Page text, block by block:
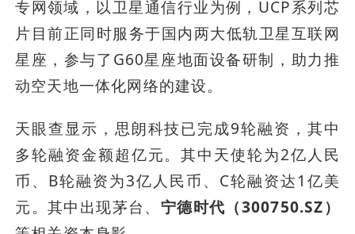
专网领域，以卫星通信行业为例，UCP系列芯
片目前正同时服务于国内两大低轨卫星互联网
星座，参与了G60星座地面设备研制，助力推
动空天地一体化网络的建设。
天眼查显示，思朗科技已完成9轮融资，其中
多轮融资金额超亿元。其中天使轮为2亿人民
币、B轮融资为3亿人民币、C轮融资达1亿美
元。其中出现茅台、 宁德时代（300750.SZ）